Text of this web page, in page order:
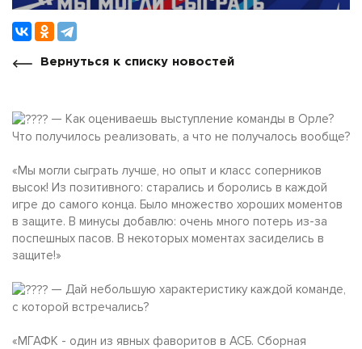
Вернуться к списку новостей
— Как оцениваешь выступление команды в Орле?
Что получилось реализовать, а что не получалось вообще?
«Мы могли сыграть лучше, но опыт и класс соперников
высок! Из позитивного: старались и боролись в каждой
игре до самого конца. Было множество хороших моментов
в защите. В минусы добавлю: очень много потерь из-за
поспешных пасов. В некоторых моментах засиделись в
защите!»
— Дай небольшую характеристику каждой команде,
с которой встречались?
«МГАФК - один из явных фаворитов в АСБ. Сборная